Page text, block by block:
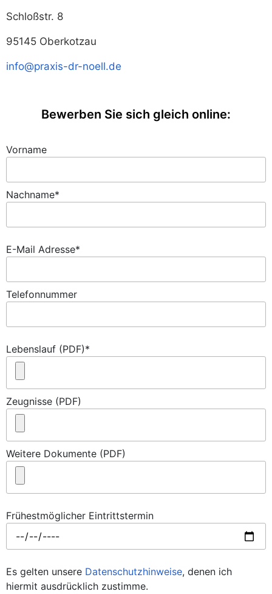
Schloßstr. 8
95145 Oberkotzau
info@praxis-dr-noell.de
Bewerben Sie sich gleich online:
Vorname
Nachname*
E-Mail Adresse*
Telefonnummer
Lebenslauf (PDF)*
Zeugnisse (PDF)
Weitere Dokumente (PDF)
Frühestmöglicher Eintrittstermin
Es gelten unsere Datenschutzhinweise, denen ich
hiermit ausdrücklich zustimme.